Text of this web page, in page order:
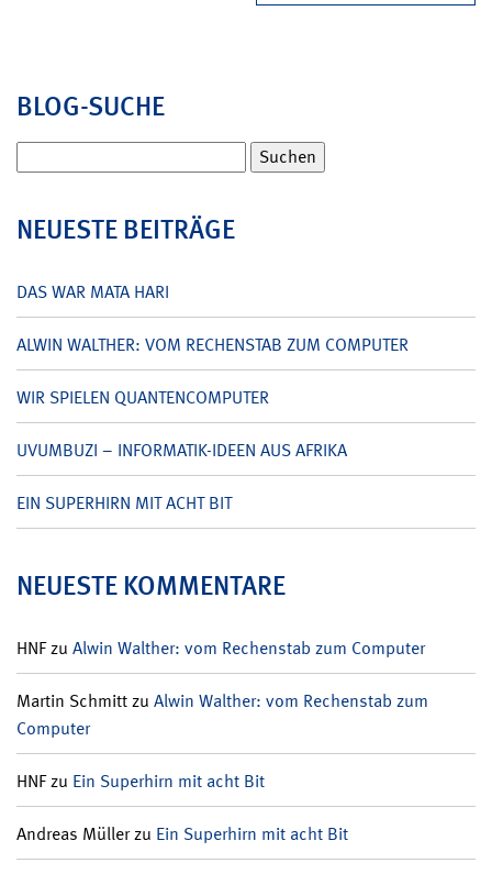
BLOG-SUCHE
nach:
NEUESTE BEITRÄGE
DAS WAR MATA HARI
ALWIN WALTHER: VOM RECHENSTAB ZUM COMPUTER
WIR SPIELEN QUANTENCOMPUTER
UVUMBUZI – INFORMATIK-IDEEN AUS AFRIKA
EIN SUPERHIRN MIT ACHT BIT
NEUESTE KOMMENTARE
HNFzu Alwin Walther: vom Rechenstab zum Computer
Martin Schmittzu Alwin Walther: vom Rechenstab zum
Computer
HNFzu Ein Superhirn mit acht Bit
Andreas Müllerzu Ein Superhirn mit acht Bit